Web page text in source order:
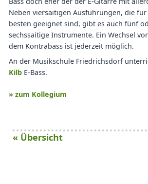
Neben viersaitigen Ausführungen, die
besten geeignet sind, gibt es auch fünf
sechssaitige Instrumente. Ein Wechsel
dem Kontrabass ist jederzeit möglich.
An der Musikschule Friedrichsdorf
KilbE-Bass.
» zum Kollegium
« Übersicht